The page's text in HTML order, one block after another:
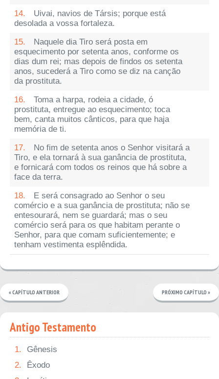
14.
Uivai, navios de Társis; porque está
desolada a vossa fortaleza.
15.
Naquele dia Tiro será posta em
esquecimento por setenta anos, conforme os
dias dum rei; mas depois de findos os setenta
anos, sucederá a Tiro como se diz na canção
da prostituta.
16.
Toma a harpa, rodeia a cidade, ó
prostituta, entregue ao esquecimento; toca
bem, canta muitos cânticos, para que haja
memória de ti.
17.
No fim de setenta anos o Senhor visitará a
Tiro, e ela tornará à sua ganância de prostituta,
e fornicará com todos os reinos que há sobre a
face da terra.
18.
E será consagrado ao Senhor o seu
comércio e a sua ganância de prostituta; não se
entesourará, nem se guardará; mas o seu
comércio será para os que habitam perante o
Senhor, para que comam suficientemente; e
tenham vestimenta esplêndida.
« CAPÍTULO ANTERIOR PRÓXIMO CAPÍTULO »
Antigo Testamento
1.
Gênesis
2.
Êxodo